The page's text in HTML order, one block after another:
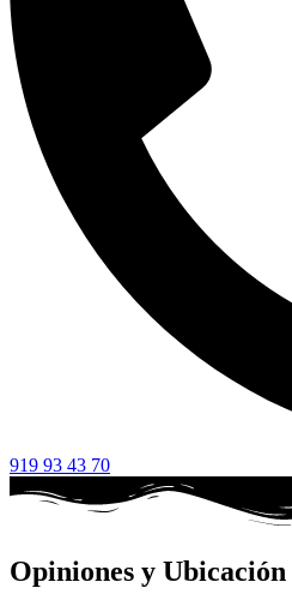
919 93 43 70
Opiniones y Ubicación